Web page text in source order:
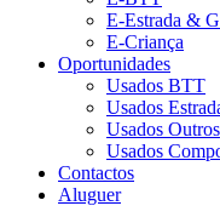
E-Estrada &
E-Criança
Oportunidades
Usados BTT
Usados
Usados Outros
Usados
Contactos
Aluguer